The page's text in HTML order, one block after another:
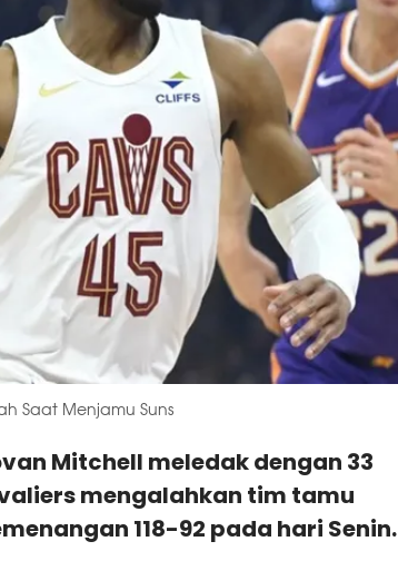
Saat Menjamu Suns
Mitchell meledak dengan 33
mengalahkan tim tamu
118-92 pada hari Senin.